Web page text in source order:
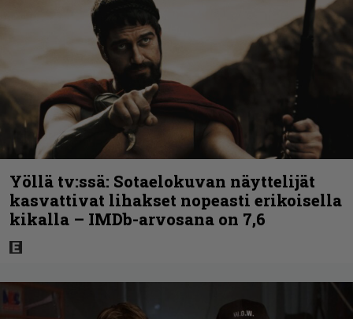
Yöllä tv:ssä: Sotaelokuvan näyttelijät
kasvattivat lihakset nopeasti erikoisella
kikalla – IMDb-arvosana on 7,6